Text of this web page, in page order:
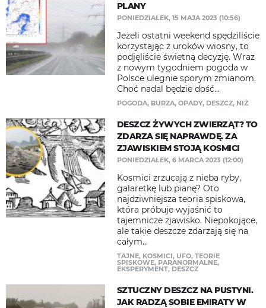
PLANY
PONIEDZIAŁEK, 15 MAJA 2023 (10:56)
Jeżeli ostatni weekend spędziliście
korzystając z uroków wiosny, to
podjęliście świetną decyzję. Wraz
z nowym tygodniem pogoda w
Polsce ulegnie sporym zmianom.
Choć nadal będzie dość...
POGODA, BURZA, OPADY, DESZCZ, NIŻ
DESZCZ ŻYWYCH ZWIERZĄT? TO
ZDARZA SIĘ NAPRAWDĘ. ZA
ZJAWISKIEM STOJĄ KOSMICI
PONIEDZIAŁEK, 6 MARCA 2023 (12:00)
Kosmici zrzucają z nieba ryby,
galaretkę lub pianę? Oto
najdziwniejsza teoria spiskowa,
która próbuje wyjaśnić to
tajemnicze zjawisko. Niepokojące,
ale takie deszcze zdarzają się na
całym...
TAJNE, KOSMICI, UFO, TEORIE
SPISKOWE, PARANORMALNE,
EKSPERYMENT, DESZCZ
SZTUCZNY DESZCZ NA PUSTYNI.
JAK RADZĄ SOBIE EMIRATY W